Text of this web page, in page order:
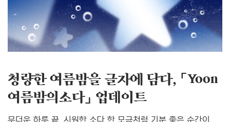
실제 적용 이미지) 🔍 「YD 오늘의일기」 폰트 상세보기 📌
이벤트 참여방법 ✅ Step 1. 🔗베이키 모바일 iOS앱에 접속해
「YD 여름밤의소다」 폰트를 구..
청량한 여름밤을 글자에 담다, 「Yoon
여름밤의소다」 업데이트
무더운 하루 끝, 시원한 소다 한 모금처럼 기분 좋은 순간이